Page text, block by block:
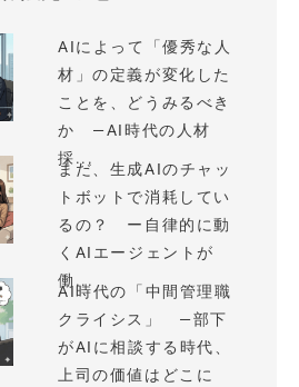
AIによって「優秀な人
材」の定義が変化した
ことを、どうみるべき
か —AI時代の人材
採...
まだ、生成AIのチャッ
トボットで消耗してい
るの？ ー自律的に動
くAIエージェントが
働...
AI時代の「中間管理職
クライシス」 —部下
がAIに相談する時代、
上司の価値はどこに